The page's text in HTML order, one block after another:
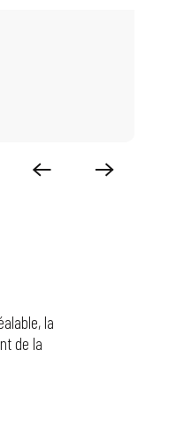
la
de la